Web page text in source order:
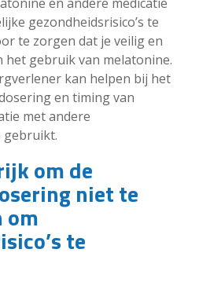
gezondheidsrisico’s te
te zorgen dat je veilig en
gebruik van melatonine.
kan helpen bij het
en timing van
met andere
gebruikt.
om de
niet te
om
te